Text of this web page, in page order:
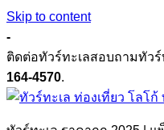
Skip to content
-
ติดต่อทัวร์ทะเลสอบถามทัวร์
164-4570.